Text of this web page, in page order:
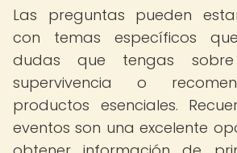
Las preguntas pueden
con temas específicos
dudas que tengas
supervivencia o
productos esenciales.
eventos son una excelente